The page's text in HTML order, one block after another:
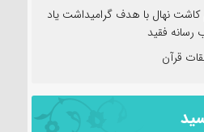
نهال با هدف گرامیداشت یاد
فقید
قرآن